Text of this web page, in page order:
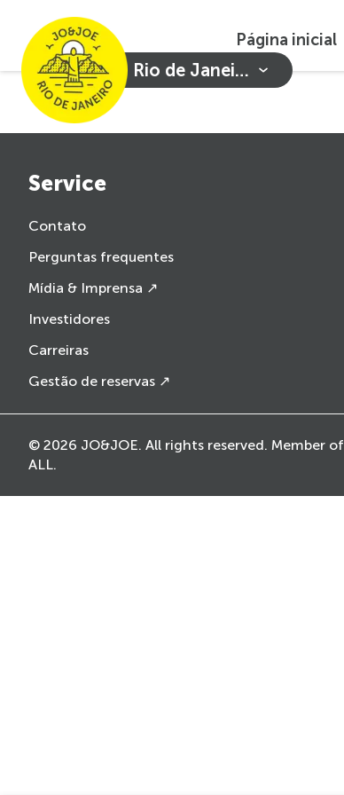
Rio de Janeiro
Página inicial
Service
Contato
Perguntas frequentes
Mídia & Imprensa ↗
Investidores
Carreiras
Gestão de reservas ↗
© 2026 JO&JOE. All rights reserved. Member of
ALL.